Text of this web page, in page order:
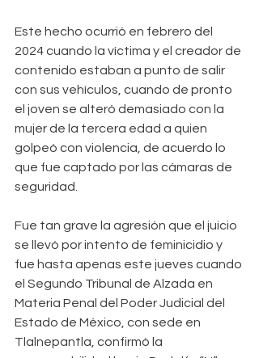
Este hecho ocurrió en febrero del
2024 cuando la víctima y el creador de
contenido estaban a punto de salir
con sus vehículos, cuando de pronto
el joven se alteró demasiado con la
mujer de la tercera edad a quien
golpeó con violencia, de acuerdo lo
que fue captado por las cámaras de
seguridad.
Fue tan grave la agresión que el juicio
se llevó por intento de feminicidio y
fue hasta apenas este jueves cuando
el Segundo Tribunal de Alzada en
Materia Penal del Poder Judicial del
Estado de México, con sede en
Tlalnepantla, confirmó la